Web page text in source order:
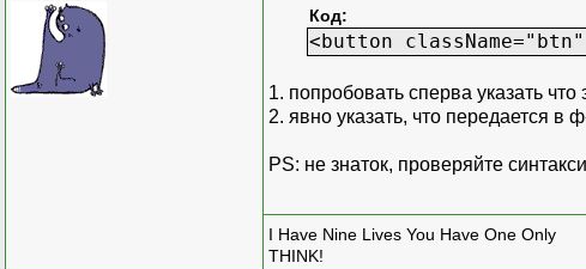
Код:
<button
1. попробовать сперва указать что
2. явно указать, что передается в
PS: не знаток, проверяйте
I Have Nine Lives You Have One Only
THINK!